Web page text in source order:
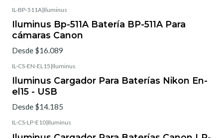
IL-BP-511A|Iluminus
Iluminus Bp-511A Batería BP-511A Para
cámaras Canon
Desde $16.089
IL-CS-EN-EL15 |Iluminus
Iluminus Cargador Para Baterías Nikon En-
el15 - USB
Desde $14.185
IL-CS-LP-E10|Iluminus